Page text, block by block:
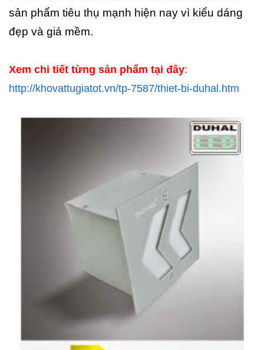
sản phẩm tiêu thụ mạnh hiện nay vì kiểu dáng
đẹp và giá mềm.
Xem chi tiết từng sản phẩm tại đây:
http://khovattugiatot.vn/tp-7587/thiet-bi-duhal.htm